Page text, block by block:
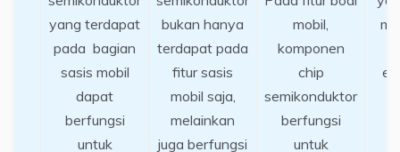
yang terdapat
pada bagian
sasis mobil
dapat
berfungsi
untuk
bukan hanya
terdapat pada
fitur sasis
mobil saja,
melainkan
juga berfungsi
mobil,
komponen
chip
semikonduktor
berfungsi
untuk